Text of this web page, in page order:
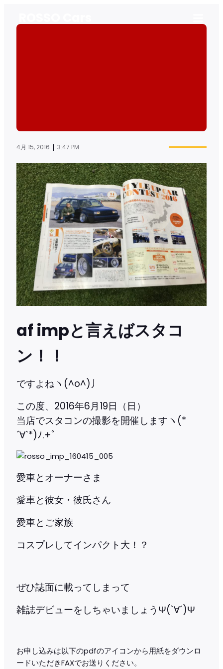
4月 15, 2016 | 3:47 PM
af impと言えばスタコ
ン！！
ですよねヽ(^o^)丿
この度、2016年6月19日（日）
当店でスタコンの撮影を開催しますヽ(*
´∀`*)ﾉ.+ﾟ
愛車とオーナーさま
愛車と彼女・彼氏さん
愛車とご家族
コスプレしてインパクト大！？
ぜひ誌面に載ってしまって
雑誌デビューをしちゃいましょうΨ(`∀´)Ψ
お申し込みは以下のpdfのアイコンから用紙をダウンロ
ードいただきFAXでお送りください。